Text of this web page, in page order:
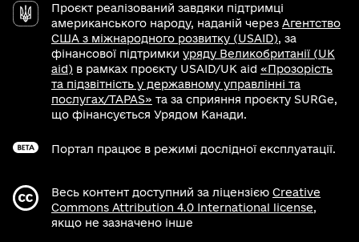
Проєкт реалізований завдяки підтримці
американського народу, наданій через Агентство
США з міжнародного розвитку (USAID), за
фінансової підтримки уряду Великобританії (UK
aid) в рамках проєкту USAID/UK aid «Прозорість
та підзвітність у державному управлінні та
послугах/TAPAS» та за сприяння проєкту SURGe,
що фінансується Урядом Канади.
Портал працює в режимі дослідної експлуатації.
Весь контент доступний за ліцензією Creative
Commons Attribution 4.0 International license,
якщо не зазначено інше